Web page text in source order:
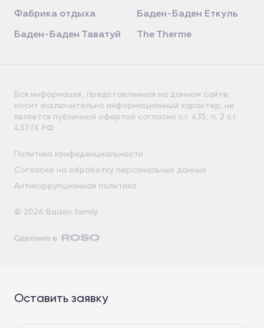
Фабрика отдыха Баден-Баден Еткуль
Баден-Баден Таватуй The Therme
Вся информация, представленная на данном сайте,
носит исключительно информационный характер, не
является публичной офертой согласно ст. 435, п. 2 ст.
437 ГК РФ
Политика конфиденциальности
Согласие на обработку персональных данных
Антикоррупционная политика
© 2026 Baden family
Оставить заявку